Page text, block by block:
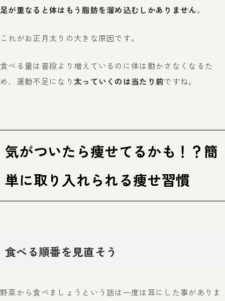
足が重なると体はもう脂肪を溜め込むしかありません。
これがお正月太りの大きな原因です。
食べる量は普段より増えているのに体は動かさなくなるた
め、運動不足になり 太っていくのは当たり前ですね。
気がついたら痩せてるかも！？簡
単に取り入れられる痩せ習慣
食べる順番を見直そう
野菜から食べましょうという話は一度は耳にした事がありま